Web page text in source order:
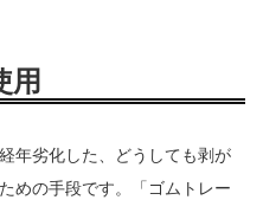
用
年劣化した、どうしても剥が
めの手段です。「ゴムトレー